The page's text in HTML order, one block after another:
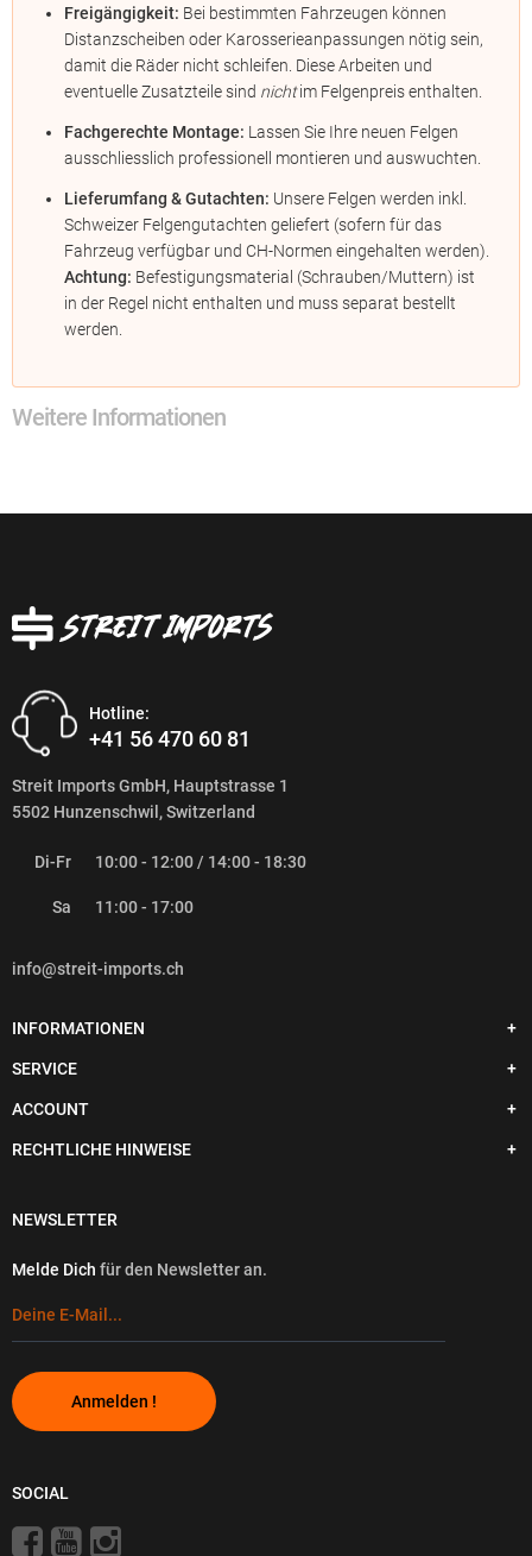
Freigängigkeit: Bei bestimmten Fahrzeugen können
Distanzscheiben oder Karosserieanpassungen nötig sein,
damit die Räder nicht schleifen. Diese Arbeiten und
eventuelle Zusatzteile sind nichtim Felgenpreis enthalten.
Fachgerechte Montage: Lassen Sie Ihre neuen Felgen
ausschliesslich professionell montieren und auswuchten.
Lieferumfang & Gutachten: Unsere Felgen werden inkl.
Schweizer Felgengutachten geliefert (sofern für das
Fahrzeug verfügbar und CH-Normen eingehalten werden).
Achtung: Befestigungsmaterial (Schrauben/Muttern) ist
in der Regel nicht enthalten und muss separat bestellt
werden.
Weitere Informationen
Hotline:
+41 56 470 60 81
Streit Imports GmbH, Hauptstrasse 1
5502 Hunzenschwil, Switzerland
Di-Fr 10:00 - 12:00 / 14:00 - 18:30
Sa 11:00 - 17:00
info@streit-imports.ch
INFORMATIONEN
SERVICE
ACCOUNT
RECHTLICHE HINWEISE
NEWSLETTER
Melde Dich für den Newsletter an.
Anmelden !
SOCIAL